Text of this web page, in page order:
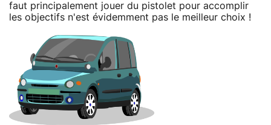
faut principalement jouer du pistolet pour accomplir
les objectifs n'est évidemment pas le meilleur choix !